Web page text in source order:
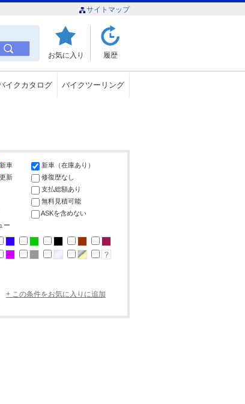
サイトマップ
お気に入り 履歴
イクカタログ バイクツーリング
新車
新車（在庫あり）
更新
修復歴なし
支払総額あり
無料見積可能
ASKを含めない
ー
+ この条件をお気に入りに追加